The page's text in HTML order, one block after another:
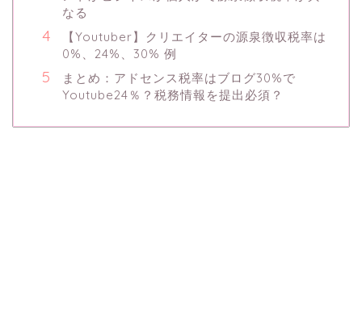
なる
【Youtuber】クリエイターの源泉徴収税率は
0%、24%、30% 例
まとめ：アドセンス税率はブログ30%で
Youtube24％？税務情報を提出必須？